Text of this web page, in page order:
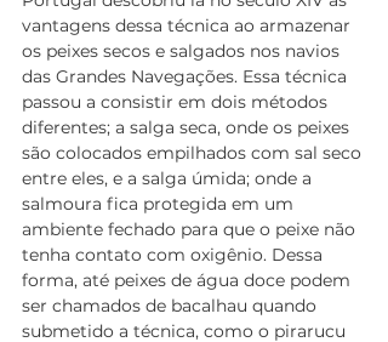
vantagens dessa técnica ao armazenar
os peixes secos e salgados nos navios
das Grandes Navegações. Essa técnica
passou a consistir em dois métodos
diferentes; a salga seca, onde os peixes
são colocados empilhados com sal seco
entre eles, e a salga úmida; onde a
salmoura fica protegida em um
ambiente fechado para que o peixe não
tenha contato com oxigênio. Dessa
forma, até peixes de água doce podem
ser chamados de bacalhau quando
submetido a técnica, como o pirarucu